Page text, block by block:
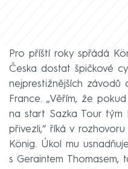
Pro příští roky spřádá
Česka dostat špičkové
nejprestižnějších
France. „Věřím, že
na start Sazka Tour tým
přivezli,“ říká v
König. Úkol mu
s Geraintem Thomasem,